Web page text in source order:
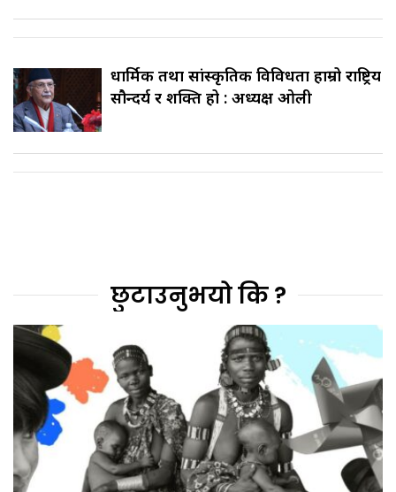
धार्मिक तथा सांस्कृतिक विविधता हाम्रो राष्ट्रिय
सौन्दर्य र शक्ति हो : अध्यक्ष ओली
छुटाउनुभयो कि ?